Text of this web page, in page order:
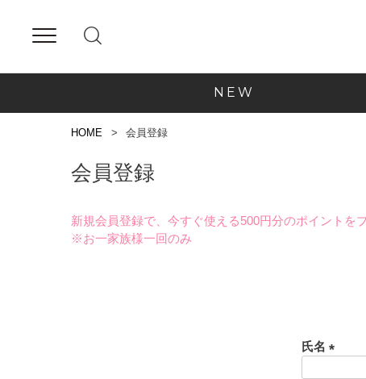
NEW
HOME 会員登録
会員登録
新規会員登録で、今すぐ使える500円分のポイントを
※お一家族様一回のみ
氏名